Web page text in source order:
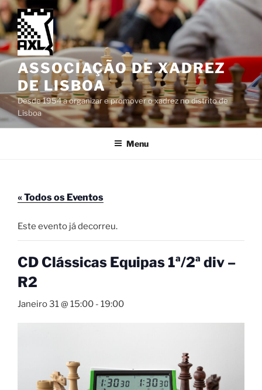
Saltar
para
o
conteúdo
ASSOCIAÇÃO DE XADREZ
DE LISBOA
Desde 1954 a organizar e promover o xadrez no distrito de
Lisboa
Menu
« Todos os Eventos
Este evento já decorreu.
CD Clássicas Equipas 1ª/2ª div –
R2
Janeiro 31 @ 15:00 - 19:00